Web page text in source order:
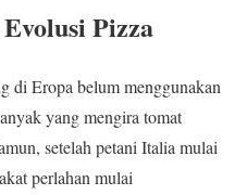
Pizza
di Eropa belum menggunakan
yang mengira tomat
setelah petani Italia mulai
perlahan mulai